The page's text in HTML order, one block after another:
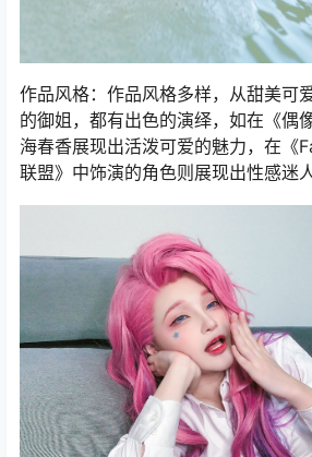
作品风格：作品风格多样，从甜美可
的御姐，都有出色的演绎，如在《偶
海春香展现出活泼可爱的魅力，在《
联盟》中饰演的角色则展现出性感迷